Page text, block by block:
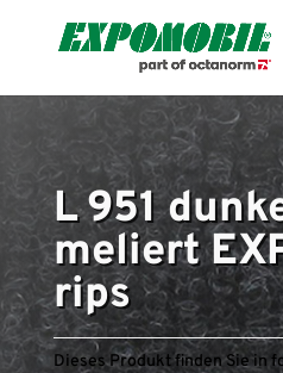
L 951
meliert
rips
Dieses Produkt finden Sie in